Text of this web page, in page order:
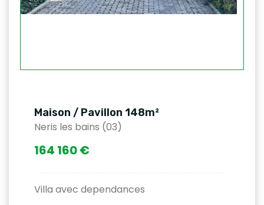
Maison / Pavillon 148m²
Neris les bains (03)
164 160 €
Villa avec dependances